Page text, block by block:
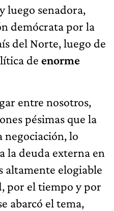
luego senadora,
demócrata por la
del Norte, luego de
de enorme
entre nosotros,
pésimas que la
negociación, lo
la deuda externa en
altamente elogiable
por el tiempo y por
abarcó el tema,